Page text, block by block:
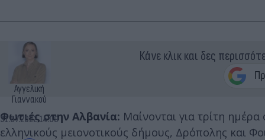
Αγγελική
Γιαννακού
31.07.2022 14:09
Κάνε κλικ και δες
Φωτιές στην Αλβανία: Μαίνονται για τρίτη
ελληνικούς μειονοτικούς δήμους, Δρόπολης και